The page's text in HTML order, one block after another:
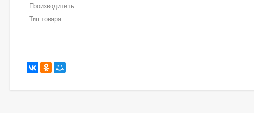
Производитель
Тип товара